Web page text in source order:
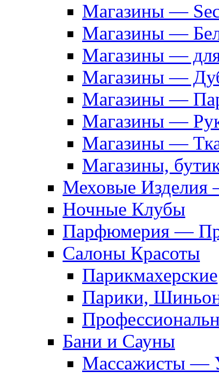
Магазины —
Магазины —
Магазины —
Магазины —
Магазины —
Магазины —
Магазины —
Магазины,
Меховые Изделия
Ночные Клубы
Парфюмерия —
Салоны Красоты
Парикмахерские
Парики,
Бани и Сауны
Массажисты —